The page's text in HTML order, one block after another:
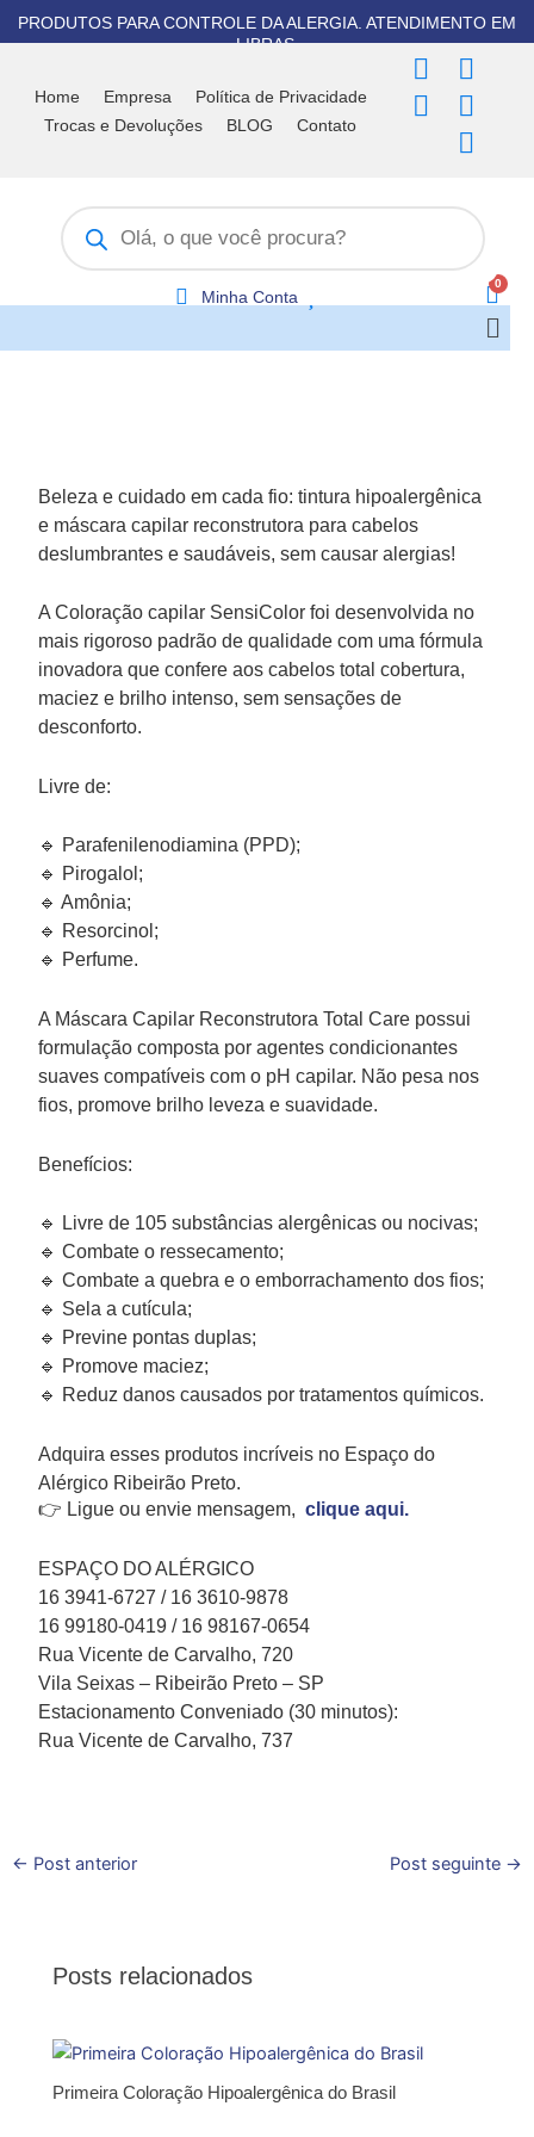
para
conteúdo
PRODUTOS PARA CONTROLE DA ALERGIA. ATENDIMENTO EM
LIBRAS.
Home Empresa
Política de Privacidade
Trocas e Devoluções
BLOG Contato
F
a
c
o
k
I
n
s
t
g
a
m
T
i
k
k
Y
o
u
t
b
W
h
a
t
a
p
p
Minha Conta
Pesquisar
produtos
Beleza e cuidado em cada fio: tintura hipoalergênica
e máscara capilar reconstrutora para cabelos
deslumbrantes e saudáveis, sem causar alergias!
A Coloração capilar SensiColor foi desenvolvida no
mais rigoroso padrão de qualidade com uma fórmula
inovadora que confere aos cabelos total cobertura,
maciez e brilho intenso, sem sensações de
desconforto.
Livre de:
🔹 Parafenilenodiamina (PPD);
🔹 Pirogalol;
🔹 Amônia;
🔹 Resorcinol;
🔹 Perfume.
A Máscara Capilar Reconstrutora Total Care possui
formulação composta por agentes condicionantes
suaves compatíveis com o pH capilar. Não pesa nos
fios, promove brilho leveza e suavidade.
Benefícios:
🔹 Livre de 105 substâncias alergênicas ou nocivas;
🔹 Combate o ressecamento;
🔹 Combate a quebra e o emborrachamento dos fios;
🔹 Sela a cutícula;
🔹 Previne pontas duplas;
🔹 Promove maciez;
🔹 Reduz danos causados por tratamentos químicos.
Adquira esses produtos incríveis no Espaço do
Alérgico Ribeirão Preto.
👉 Ligue ou envie mensagem,clique aqui.
ESPAÇO DO ALÉRGICO
16 3941-6727 / 16 3610-9878
16 99180-0419 / 16 98167-0654
Rua Vicente de Carvalho, 720
Vila Seixas – Ribeirão Preto – SP
Estacionamento Conveniado (30 minutos):
Rua Vicente de Carvalho, 737
← Post anterior Post seguinte →
Posts relacionados
Primeira Coloração Hipoalergênica do Brasil